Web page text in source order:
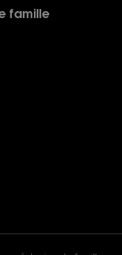
famille